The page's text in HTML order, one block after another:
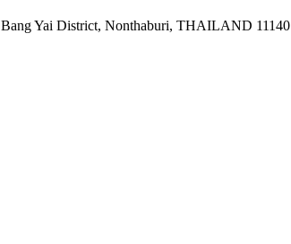
Yai District, Nonthaburi, THAILAND 11140